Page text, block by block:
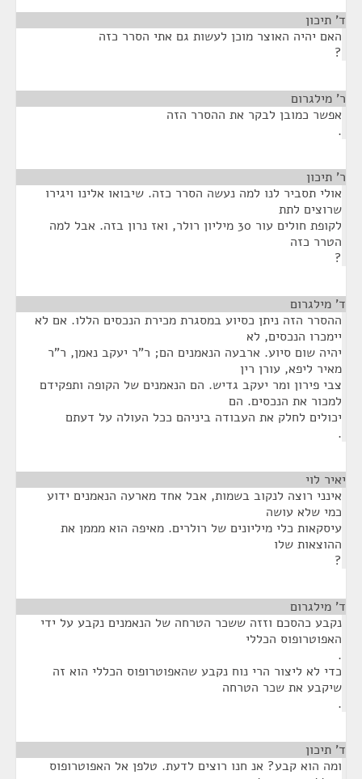
ד' תיכון
האם יהיה האוצר מוכן לעשות גם אתי הסרר כזה
?
ר' מילגרום
אפשר כמובן לבקר את ההסרר הזה
.
ר' תיכון
אולי תסביר לנו למה נעשה הסרר כזה. שיבואו אלינו ויגירו
שרוצים לתת
לקופת חולים עור 30 מיליון רולר, ואז נרון בזה. אבל למה
הטרר כזה
?
ד' מילגרום
ההסרר הזה ניתן כסיוע במסגרת מכירת הנכסים הללו. אם לא
יימכרו הנכסים, לא
יהיה שום סיוע. ארבעה הנאמנים הם; ר"ר יעקב נאמן, ר"ר
מאיר ליפא, עורן רין
צבי פירון ומר יעקב גדיש. הם הנאמנים של הקופה ותפקידם
למכור את הנכסים. הם
יכולים לחלק את העבודה ביניהם ככל העולה על דעתם
.
יאיר לוי
אינני רוצה לנקוב בשמות, אבל אחד מארעה הנאמנים ידוע
כמי שלא עושה
עיסקאות כלי מיליונים של רולרים. מאיפה הוא מממן את
ההוצאות שלו
?
ד' מילגרום
נקבע כהסכם וזזה ששכר הטרחה של הנאמנים נקבע על ידי
האפוטרופוס הכללי
.
כדי לא ליצור הרי נוח נקבע שהאפוטרופוס הכללי הוא זה
שיקבע את שכר הטרחה
.
ד' תיכון
ומה הוא קבע? אנ חנו רוצים לדעת. טלפן אל האפוטרופוס